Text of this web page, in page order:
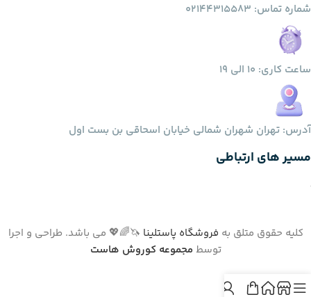
شماره تماس: 02144315583
ساعت کاری: 10 الی 19
آدرس: تهران شهران شمالی خیابان اسحاقی بن بست اول
مسیر های ارتباطی
کلیه حقوق متلق به فروشگاه پاستلینا 🦄🌈💖 می باشد. طراحی و اجرا
توسط مجموعه کوروش هاست